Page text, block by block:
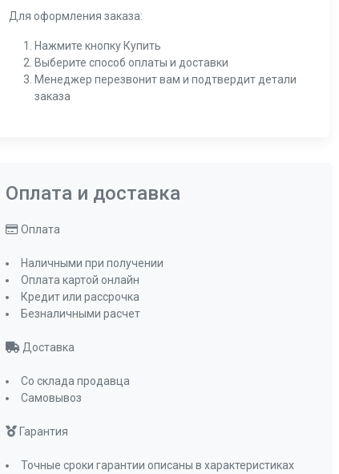
Для оформления заказа:
Нажмите кнопку Купить
Выберите способ оплаты и доставки
Менеджер перезвонит вам и подтвердит детали
заказа
Оплата и доставка
Оплата
Наличными при получении
Оплата картой онлайн
Кредит или рассрочка
Безналичными расчет
Доставка
Со склада продавца
Самовывоз
Гарантия
Точные сроки гарантии описаны в характеристиках